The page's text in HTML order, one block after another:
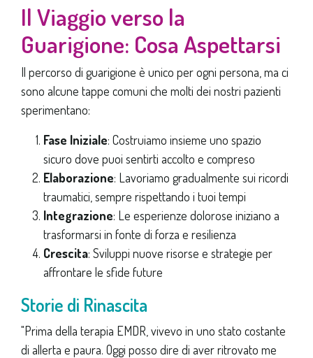
Il Viaggio verso la
Guarigione: Cosa Aspettarsi
Il percorso di guarigione è unico per ogni persona, ma ci
sono alcune tappe comuni che molti dei nostri pazienti
sperimentano:
Fase Iniziale: Costruiamo insieme uno spazio
sicuro dove puoi sentirti accolto e compreso
Elaborazione: Lavoriamo gradualmente sui ricordi
traumatici, sempre rispettando i tuoi tempi
Integrazione: Le esperienze dolorose iniziano a
trasformarsi in fonte di forza e resilienza
Crescita: Sviluppi nuove risorse e strategie per
affrontare le sfide future
Storie di Rinascita
"Prima della terapia EMDR, vivevo in uno stato costante
di allerta e paura. Oggi posso dire di aver ritrovato me